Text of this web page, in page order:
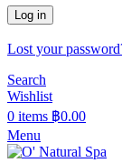
Log in
Lost your
Search
Wishlist
0 items ฿0.00
Menu